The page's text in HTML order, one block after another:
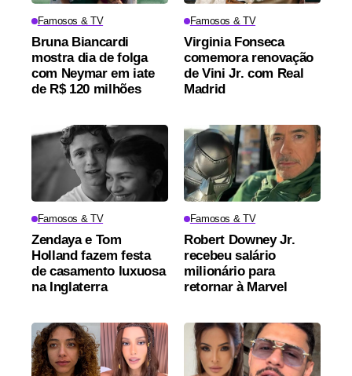
Famosos & TV
Bruna Biancardi
mostra dia de folga
com Neymar em iate
de R$ 120 milhões
Famosos & TV
Virginia Fonseca
comemora renovação
de Vini Jr. com Real
Madrid
Famosos & TV
Zendaya e Tom
Holland fazem festa
de casamento luxuosa
na Inglaterra
Famosos & TV
Robert Downey Jr.
recebeu salário
milionário para
retornar à Marvel